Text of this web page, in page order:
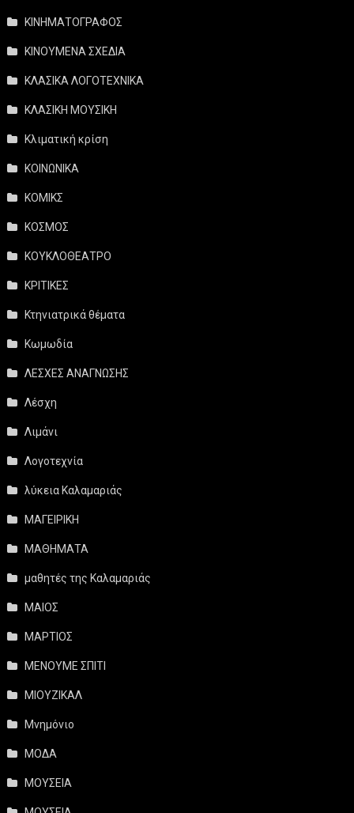
ΚΙΝΗΜΑΤΟΓΡΑΦΟΣ
ΚΙΝΟΥΜΕΝΑ ΣΧΕΔΙΑ
ΚΛΑΣΙΚΑ ΛΟΓΟΤΕΧΝΙΚΑ
ΚΛΑΣΙΚΗ ΜΟΥΣΙΚΗ
Κλιματική κρίση
ΚΟΙΝΩΝΙΚΑ
ΚΟΜΙΚΣ
ΚΟΣΜΟΣ
ΚΟΥΚΛΟΘΕΑΤΡΟ
ΚΡΙΤΙΚΕΣ
Κτηνιατρικά θέματα
Κωμωδία
ΛΕΣΧΕΣ ΑΝΑΓΝΩΣΗΣ
Λέσχη
Λιμάνι
Λογοτεχνία
λύκεια Καλαμαριάς
ΜΑΓΕΙΡΙΚΗ
ΜΑΘΗΜΑΤΑ
μαθητές της Καλαμαριάς
ΜΑΙΟΣ
ΜΑΡΤΙΟΣ
ΜΕΝΟΥΜΕ ΣΠΙΤΙ
ΜΙΟΥΖΙΚΑΛ
Μνημόνιο
ΜΟΔΑ
ΜΟΥΣΕΙΑ